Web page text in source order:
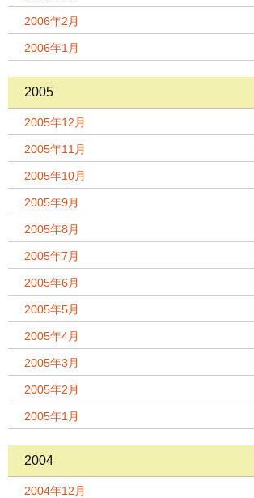
2006年2月
2006年1月
2005
2005年12月
2005年11月
2005年10月
2005年9月
2005年8月
2005年7月
2005年6月
2005年5月
2005年4月
2005年3月
2005年2月
2005年1月
2004
2004年12月